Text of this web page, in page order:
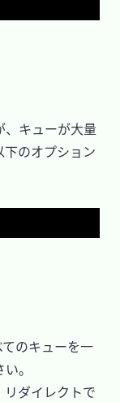
キューが大量
のオプション
のキューを一
。
ダイレクトで